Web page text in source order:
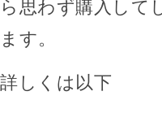
ら思わず購入して
ます。
詳しくは以下